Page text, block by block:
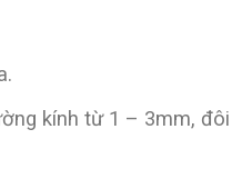
kính từ 1 – 3mm, đôi